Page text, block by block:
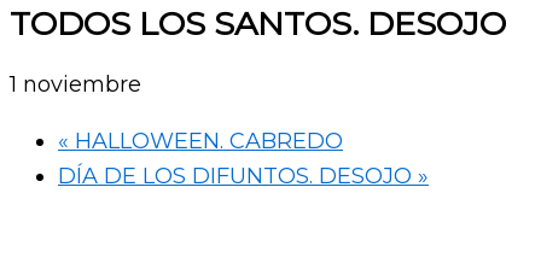
TODOS LOS SANTOS. DESOJO
1 noviembre
« HALLOWEEN. CABREDO
DÍA DE LOS DIFUNTOS. DESOJO »